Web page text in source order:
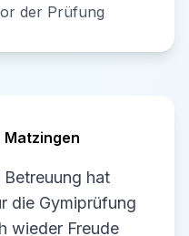
der Prüfung
Matzingen
hat
die Gymiprüfung
wieder Freude